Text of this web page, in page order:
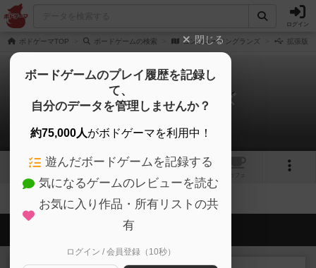
ログイン
ボドゲーマTOP ボードゲームの検索 コンフュージングランズ 拡張版/
コンフュージングランズ
拡張/関連作品 0件
3 1
会員の新しい投稿
レビュー
閉じる
ボードゲームのプレイ履歴を記録し
て、
自分のデータを管理しませんか？
約75,000人がボドゲーマを利用中！
遊んだボードゲームを記録する
気になるゲームのレビューを読む
お気に入り作品・所有リストの共
有
ログイン / 会員登録（10秒）